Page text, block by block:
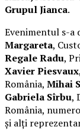
Grupul Jianca.
Evenimentul s-a
Margareta,
Regale Radu,
Xavier Piesvaux
România, Mihai
Gabriela Sîrbu,
România,
și alți